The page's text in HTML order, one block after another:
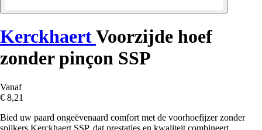
KerckhaertVoorzijde hoef
zonder pinçon SSP
Vanaf
€ 8,21
Bied uw paard ongeëvenaard comfort met de voorhoefijzer zonder
spijkers Kerckhaert SSP, dat prestaties en kwaliteit combineert.